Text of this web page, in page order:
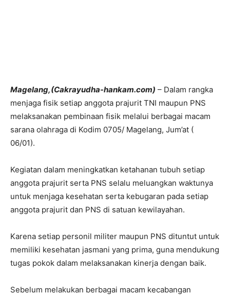
Magelang,(Cakrayudha-hankam.com) – Dalam rangka
menjaga fisik setiap anggota prajurit TNI maupun PNS
melaksanakan pembinaan fisik melalui berbagai macam
sarana olahraga di Kodim 0705/ Magelang, Jum’at (
06/01).
Kegiatan dalam meningkatkan ketahanan tubuh setiap
anggota prajurit serta PNS selalu meluangkan waktunya
untuk menjaga kesehatan serta kebugaran pada setiap
anggota prajurit dan PNS di satuan kewilayahan.
Karena setiap personil militer maupun PNS dituntut untuk
memiliki kesehatan jasmani yang prima, guna mendukung
tugas pokok dalam melaksanakan kinerja dengan baik.
Sebelum melakukan berbagai macam kecabangan